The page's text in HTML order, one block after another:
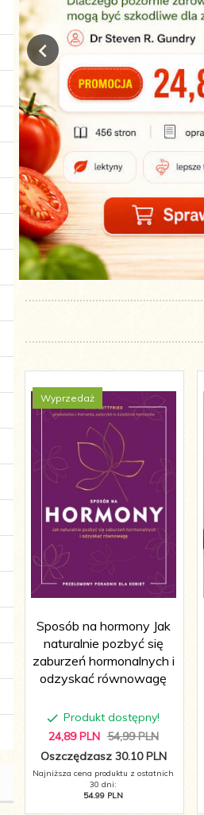
Wyprzedaż
Sposób na hormony Jak
naturalnie pozbyć się
zaburzeń hormonalnych i
odzyskać równowagę
Produkt dostępny!
24,89 PLN 54,99 PLN
Oszczędzasz 30.10 PLN
Najniższa cena produktu z ostatnich
30 dni:
54.99 PLN